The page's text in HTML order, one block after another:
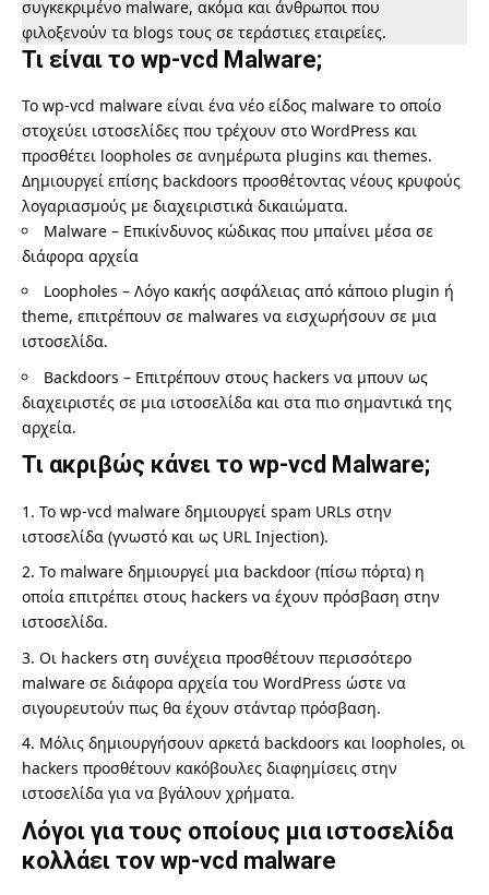
συγκεκριμένο malware, ακόμα και άνθρωποι που
φιλοξενούν τα blogs τους σε τεράστιες εταιρείες.
Τι είναι το wp-vcd Malware;
Το wp-vcd malware είναι ένα νέο είδος malware το οποίο
στοχεύει ιστοσελίδες που τρέχουν στο WordPress και
προσθέτει loopholes σε ανημέρωτα plugins και themes.
Δημιουργεί επίσης backdoors προσθέτοντας νέους κρυφούς
λογαριασμούς με διαχειριστικά δικαιώματα.
Malware – Επικίνδυνος κώδικας που μπαίνει μέσα σε
διάφορα αρχεία
Loopholes – Λόγο κακής ασφάλειας από κάποιο plugin ή
theme, επιτρέπουν σε malwares να εισχωρήσουν σε μια
ιστοσελίδα.
Backdoors – Επιτρέπουν στους hackers να μπουν ως
διαχειριστές σε μια ιστοσελίδα και στα πιο σημαντικά της
αρχεία.
Τι ακριβώς κάνει το wp-vcd Malware;
Το wp-vcd malware δημιουργεί spam URLs στην
ιστοσελίδα (γνωστό και ως URL Injection).
Το malware δημιουργεί μια backdoor (πίσω πόρτα) η
οποία επιτρέπει στους hackers να έχουν πρόσβαση στην
ιστοσελίδα.
Οι hackers στη συνέχεια προσθέτουν περισσότερο
malware σε διάφορα αρχεία του WordPress ώστε να
σιγουρευτούν πως θα έχουν στάνταρ πρόσβαση.
Μόλις δημιουργήσουν αρκετά backdoors και loopholes, οι
hackers προσθέτουν κακόβουλες διαφημίσεις στην
ιστοσελίδα για να βγάλουν χρήματα.
Λόγοι για τους οποίους μια ιστοσελίδα
κολλάει τον wp-vcd malware